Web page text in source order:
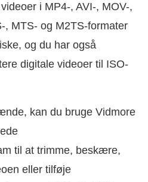
i MP4-, AVI-, MOV-,
, MTS- og M2TS-formater
og du har også
digitale videoer til ISO-
kan du bruge Vidmore
til at trimme, beskære,
eller tilføje